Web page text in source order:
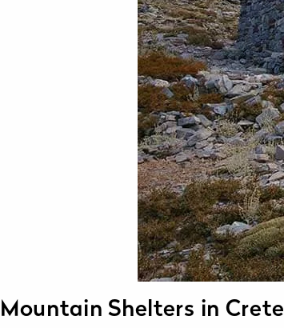
Mountain Shelters in Crete